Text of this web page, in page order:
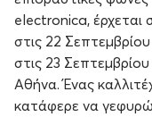
electronica, έρχεται
στις 22
στις 23
Αθήνα. Ένας
κατάφερε να